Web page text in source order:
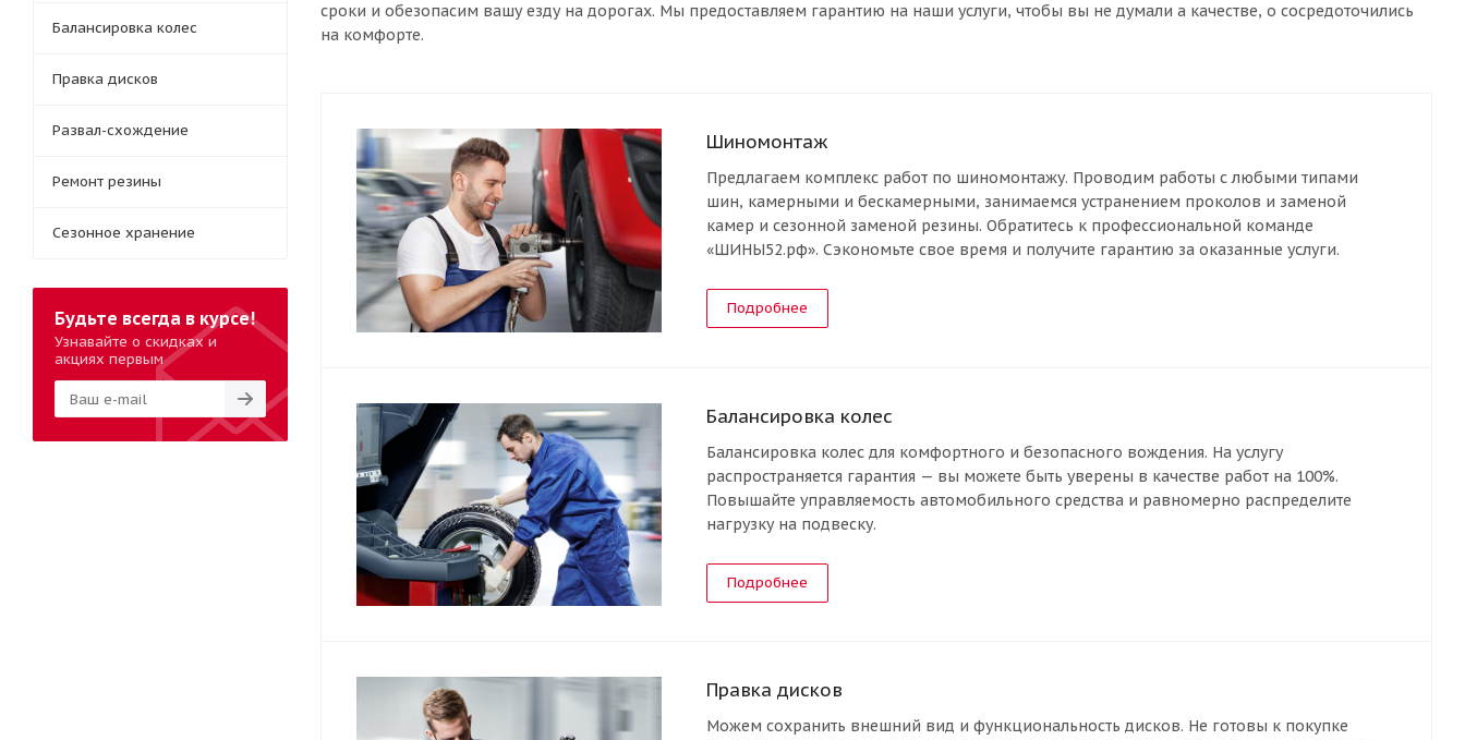
сроки и обезопасим вашу езду на дорогах. Мы предоставляем гарантию на наши услуги, чтобы вы не думали а качестве, о сосредоточились
на комфорте.
Шиномонтаж
Предлагаем комплекс работ по шиномонтажу. Проводим работы с любыми типами
шин, камерными и бескамерными, занимаемся устранением проколов и заменой
камер и сезонной заменой резины. Обратитесь к профессиональной команде
«ШИНЫ52.рф». Сэкономьте свое время и получите гарантию за оказанные услуги.
Подробнее
Балансировка колес
Балансировка колес для комфортного и безопасного вождения. На услугу
распространяется гарантия — вы можете быть уверены в качестве работ на 100%.
Повышайте управляемость автомобильного средства и равномерно распределите
нагрузку на подвеску.
Подробнее
Правка дисков
Можем сохранить внешний вид и функциональность дисков. Не готовы к покупке
Балансировка колес
Правка дисков
Развал-схождение
Ремонт резины
Сезонное хранение
Будьте всегда в курсе!
Узнавайте о скидках и
акциях первым